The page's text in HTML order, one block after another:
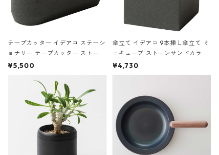
テープカッター イデアコ ステーシ
ョナリー テープカッター ストーン
サンドカラー 石調 ideaco Station
¥5,500
傘立て イデアコ 9本挿し傘立て ミ
ニキューブ ストーンサンドカラー
石調 ideaco Umbrella Stand CUB
E ストーンサンドブラック
¥4,730